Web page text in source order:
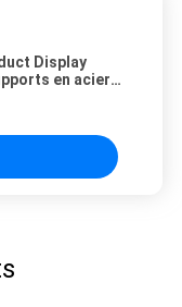
Display
en acier